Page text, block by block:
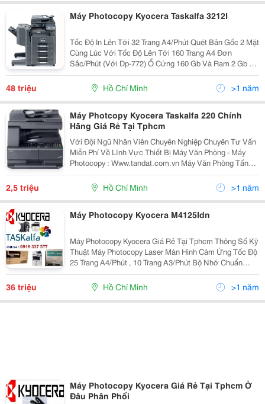
Máy Photocopy Kyocera Taskalfa 3212I
Tốc Độ In Lên Tới 32 Trang A4/Phút Quét Bản Gốc 2 Mặt
Cùng Lúc Với Tốc Độ Lên Tới 160 Trang A4 Đơn
Sắc/Phút (Với Dp-772) Ổ Cứng 160 Gb Và Ram 2 Gb Có
Sẵn Trong Cấu Hình Tiêu Chuẩn Hệ Thống Khay Giấy Đa
Dạng Kết Hợp Với Nhiều Bộ Nạp Bản Gốc K
48 triệu Hồ Chí Minh >1 năm
Máy Photcopy Kyocera Taskalfa 220 Chính
Hãng Giá Rẻ Tại Tphcm
Với Đội Ngũ Nhân Viên Chuyên Nghiệp Chuyên Tư Vấn
Miễn Phí Về Lĩnh Vực Thiết Bị Máy Văn Phòng - Máy
Photocopy : Www.tandat.com.vn Máy Văn Phòng Tấn
Đạt Là Nơi Cung Cấp Uy Tín &Amp; Chuyên Nghiệp
Nhất Về Dòng Sản Phẩm Máy In, Máy Photocopy, Vật
2,5 triệu Hồ Chí Minh >1 năm
Máy Photocopy Kyocera M4125Idn
Máy Photocopy Kyocera Giá Rẻ Tại Tphcm Thông Số Kỹ
Thuật Máy Photocopy Laser Màn Hình Cảm Ứng Tốc Độ
25 Trang A4/Phút , 10 Trang A3/Phút Bộ Nhớ Chuẩn
512Mb Có Thể Nâng Cấp Lên 1024Gb Độ Phân Giải :
600 X 600 Dpi Sao Chụp Liên Tục 999 Bản/1...
36 triệu Hồ Chí Minh >1 năm
Máy Photocopy Kyocera Giá Rẻ Tại Tphcm Ở
Đâu Phân Phối